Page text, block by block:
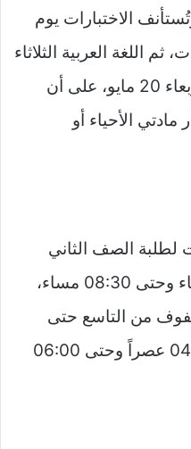
14 مايو. وتُستأنف الاختبارات يوم
ثم اللغة العربية الثلاثاء
19 مايو، واللغة الإنجليزية الأربعاء 20 مايو، على أن
باختبار مادتي الأحياء أو
لطلبة الصف الثاني
عشر من الساعة 06:30 مساء وحتى 08:30 مساء،
من التاسع حتى
الحادي عشر من الساعة 04:00 عصراً وحتى 06:00